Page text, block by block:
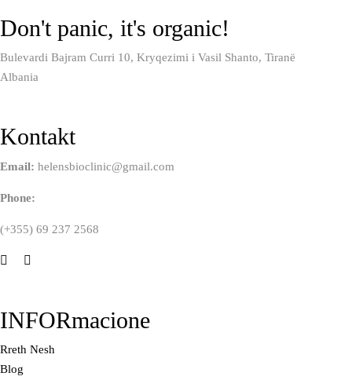
Don't panic, it's organic!
Bulevardi Bajram Curri 10, Kryqezimi i Vasil Shanto, Tiranë
Albania
Kontakt
Email: helensbioclinic@gmail.com
Phone:
(+355) 69 237 2568
INFORmacione
Rreth Nesh
Blog